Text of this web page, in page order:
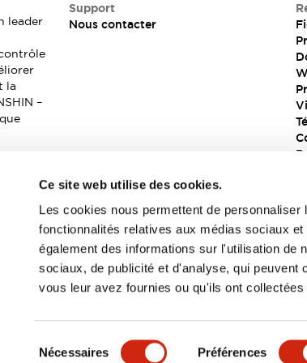
Ce site web utilise des cookies.
Les cookies nous permettent de
fonctionnalités relatives aux médias sociaux
également des informations sur l'utilisation de
sociaux, de publicité et d'analyse, qui
vous leur avez fournies ou qu'ils ont
Nécessaires Préférences
DÉTAILS DU PRODUIT
leader
la
–
Support
Nous contacter
Inscrivez-vous
Politique de confidentialitéConditions générales